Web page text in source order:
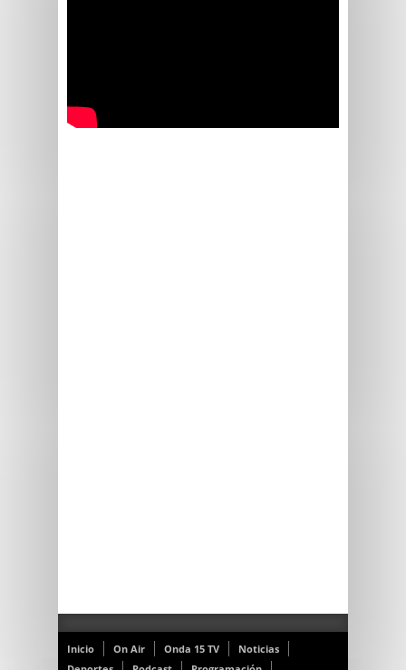
Inicio On Air Onda 15 TV
Noticias